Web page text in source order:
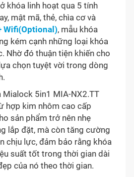
khóa linh hoạt qua 5 tính
mật mã, thẻ, chìa cơ và
Wifi(Optional), mẫu khóa
kém cạnh những loại khóa
Nhờ đó thuận tiện khiến cho
chọn tuyệt vời trong dòng
Mialock 5in1 MIA-NX2.TT
hợp kim nhôm cao cấp
sản phẩm trở nên nhẹ
lắp đặt, mà còn tăng cường
chịu lực, đảm bảo rằng khóa
suất tốt trong thời gian dài
của nó theo thời gian.